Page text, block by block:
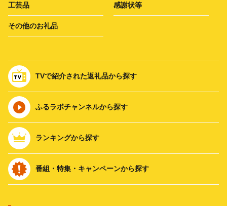
工芸品 感謝状等
その他のお礼品
TVで紹介された返礼品から探す
ふるラボチャンネルから探す
ランキングから探す
番組・特集・キャンペーンから探す